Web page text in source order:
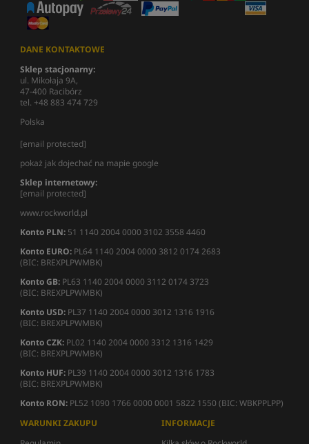
DANE KONTAKTOWE
Sklep stacjonarny:
ul. Mikołaja 9A,
47-400 Racibórz
tel. +48 883 474 729
Polska
[email protected]
pokaż jak dojechać na mapie google
Sklep internetowy:
[email protected]
www.rockworld.pl
Konto PLN: 51 1140 2004 0000 3102 3558 4460
Konto EURO: PL64 1140 2004 0000 3812 0174 2683
(BIC: BREXPLPWMBK)
Konto GB: PL63 1140 2004 0000 3112 0174 3723
(BIC: BREXPLPWMBK)
Konto USD: PL37 1140 2004 0000 3012 1316 1916
(BIC: BREXPLPWMBK)
Konto CZK: PL02 1140 2004 0000 3312 1316 1429
(BIC: BREXPLPWMBK)
Konto HUF: PL39 1140 2004 0000 3012 1316 1783
(BIC: BREXPLPWMBK)
Konto RON: PL52 1090 1766 0000 0001 5822 1550 (BIC: WBKPPLPP)
WARUNKI ZAKUPU
INFORMACJE